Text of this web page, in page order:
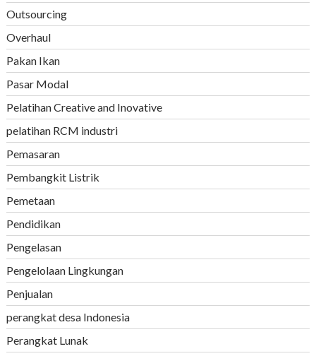
Outsourcing
Overhaul
Pakan Ikan
Pasar Modal
Pelatihan Creative and Inovative
pelatihan RCM industri
Pemasaran
Pembangkit Listrik
Pemetaan
Pendidikan
Pengelasan
Pengelolaan Lingkungan
Penjualan
perangkat desa Indonesia
Perangkat Lunak